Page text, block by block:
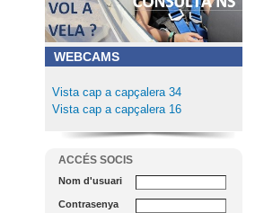
WEBCAMS
Vista cap a capçalera 34
Vista cap a capçalera 16
ACCÉS SOCIS
Nom d'usuari
Contrasenya